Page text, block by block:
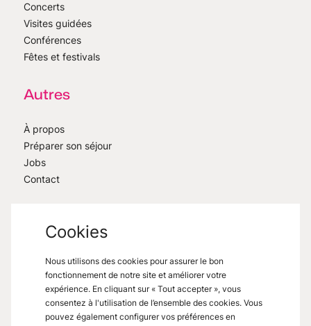
Concerts
Visites guidées
Conférences
Fêtes et festivals
Autres
À propos
Préparer son séjour
Jobs
Contact
VisitMons2026- All right reserved
Grand Place 27, 7000 Mons
Cookies
Nous utilisons des cookies pour assurer le bon
fonctionnement de notre site et améliorer votre
expérience. En cliquant sur « Tout accepter », vous
consentez à l'utilisation de l’ensemble des cookies. Vous
pouvez également configurer vos préférences en